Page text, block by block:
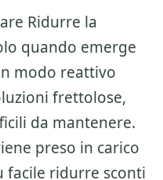
Ridurre la
quando emerge
modo reattivo
frettolose,
da mantenere.
preso in carico
facile ridurre sconti